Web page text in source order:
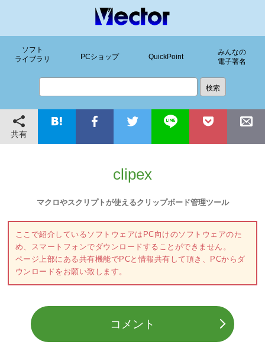
ソフト
ライブラリ
PCショップ QuickPoint
みんなの
電子署名
共有
clipex
マクロやスクリプトが使えるクリップボード管理ツール
ここで紹介しているソフトウェアはPC向けのソフトウェアのた
め、スマートフォンでダウンロードすることができません。
ページ上部にある共有機能でPCと情報共有して頂き、PCからダ
ウンロードをお願い致します。
コメント